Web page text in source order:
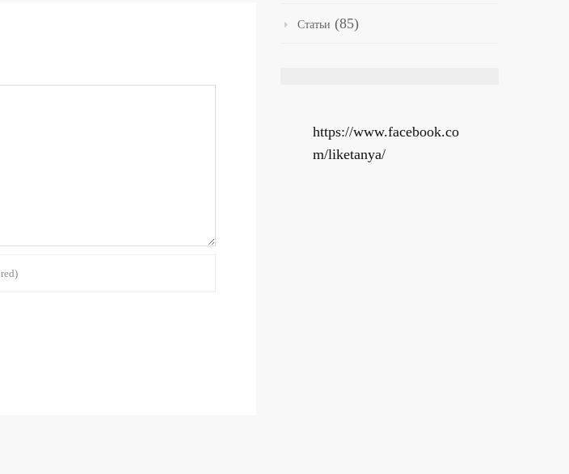
Статьи (85)
https://www.facebook.co
m/liketanya/